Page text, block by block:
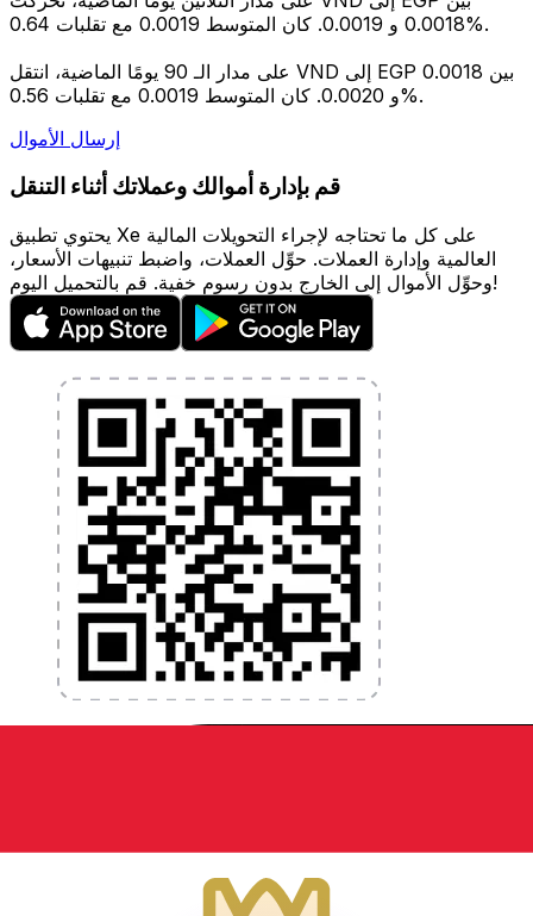
0.0018 و 0.0019. كان المتوسط 0.0019 مع تقلبات 0.64%.
على مدار الـ 90 يومًا الماضية، انتقل VND إلى EGP بين 0.0018
و 0.0020. كان المتوسط 0.0019 مع تقلبات 0.56%.
إرسال الأموال
قم بإدارة أموالك وعملاتك أثناء التنقل
يحتوي تطبيق Xe على كل ما تحتاجه لإجراء التحويلات المالية
العالمية وإدارة العملات. حوِّل العملات، واضبط تنبيهات الأسعار،
وحوِّل الأموال إلى الخارج بدون رسوم خفية. قم بالتحميل اليوم!